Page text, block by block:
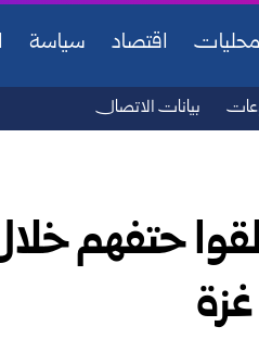
محليات اقتصاد سياسة
بيانات الاتصال
67 صحفياً لقوا